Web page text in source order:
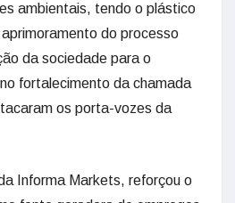
ambientais, tendo o plástico
do processo
da sociedade para o
fortalecimento da chamada
os porta-vozes da
Informa Markets, reforçou o